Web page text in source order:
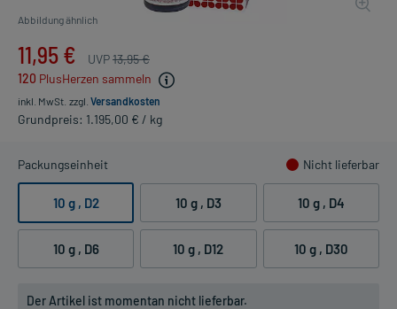
Abbildung ähnlich
11,95 € UVP13,95 €
120 PlusHerzen sammeln
inkl. MwSt. zzgl. Versandkosten
Grundpreis: 1.195,00 € / kg
Packungseinheit Nicht lieferbar
10 g , D2 10 g , D3 10 g , D4
10 g , D6 10 g , D12 10 g , D30
Der Artikel ist momentan nicht lieferbar.